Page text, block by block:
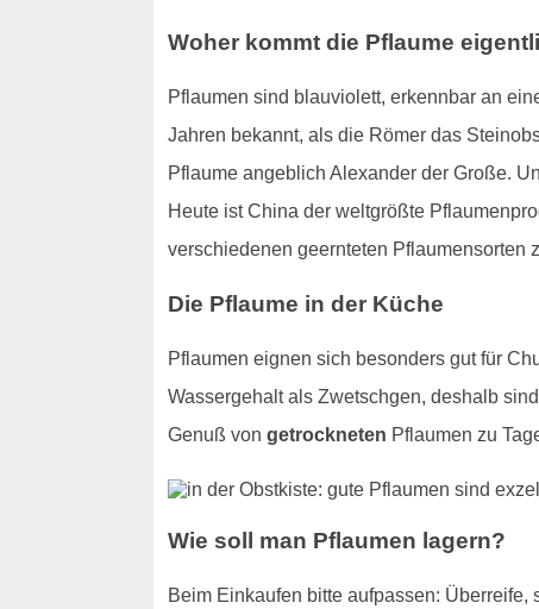
Woher kommt die Pflaume
Pflaumen sind blauviolett, erkennbar an
Jahren bekannt, als die Römer das
Pflaume angeblich Alexander der Große.
Heute ist China der weltgrößte
verschiedenen geernteten Pflaumensorten
Die Pflaume in der Küche
Pflaumen eignen sich besonders gut für
Wassergehalt als Zwetschgen, deshalb
Genuß von getrockneten Pflaumen zu
Wie soll man Pflaumen lagern?
Beim Einkaufen bitte aufpassen: